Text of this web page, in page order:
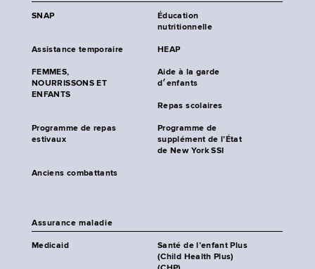
SNAP
Éducation
nutritionnelle
Assistance temporaire HEAP
FEMMES,
NOURRISSONS ET
ENFANTS
Aide à la garde
d׳enfants
Repas scolaires
Programme de repas
estivaux
Programme de
supplément de l’État
de New York SSI
Anciens combattants
Assurance maladie
Medicaid
Santé de l’enfant Plus
(Child Health Plus)